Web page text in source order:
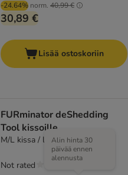
-24.64% norm. 40,99 €
30,89 €
Lisää ostoskoriin
FURminator deShedding
Tool kissoille
M/L kissa / lyhytkarvainen
Alin hinta 30
päivää ennen
alennusta
Not rated